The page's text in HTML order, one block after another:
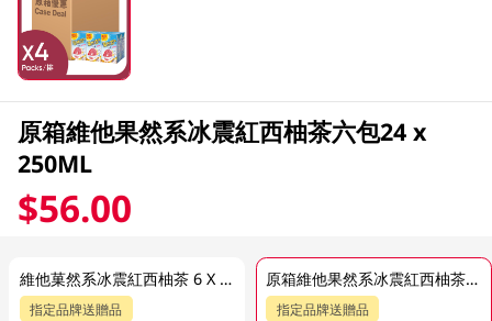
原箱維他果然系冰震紅西柚茶六包24 x
250ML
$56.00
維他菓然系冰震紅西柚茶 6 X 250ML
指定品牌送贈品
原箱維他果然系冰震紅西柚茶六包24 x 250ML
指定品牌送贈品